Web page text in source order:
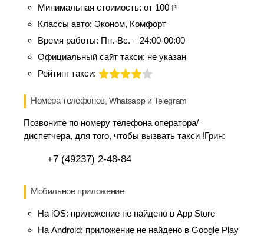
Минимальная стоимость: от 100 ₽
Классы авто: Эконом, Комфорт
Время работы: Пн.-Вс. – 24:00-00:00
Официальный сайт такси: не указан
Рейтинг такси:
Номера телефонов, Whatsapp и Telegram
Позвоните по номеру телефона оператора/
диспетчера, для того, чтобы вызвать такси !Грин:
+7 (49237) 2-48-84
Мобильное приложение
На iOS: приложение не найдено в App Store
На Android: приложение не найдено в Google Play